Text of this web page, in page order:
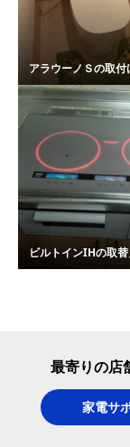
アラウーノＳの取付
ビルトインIHの取替
最寄りの店
家電サ